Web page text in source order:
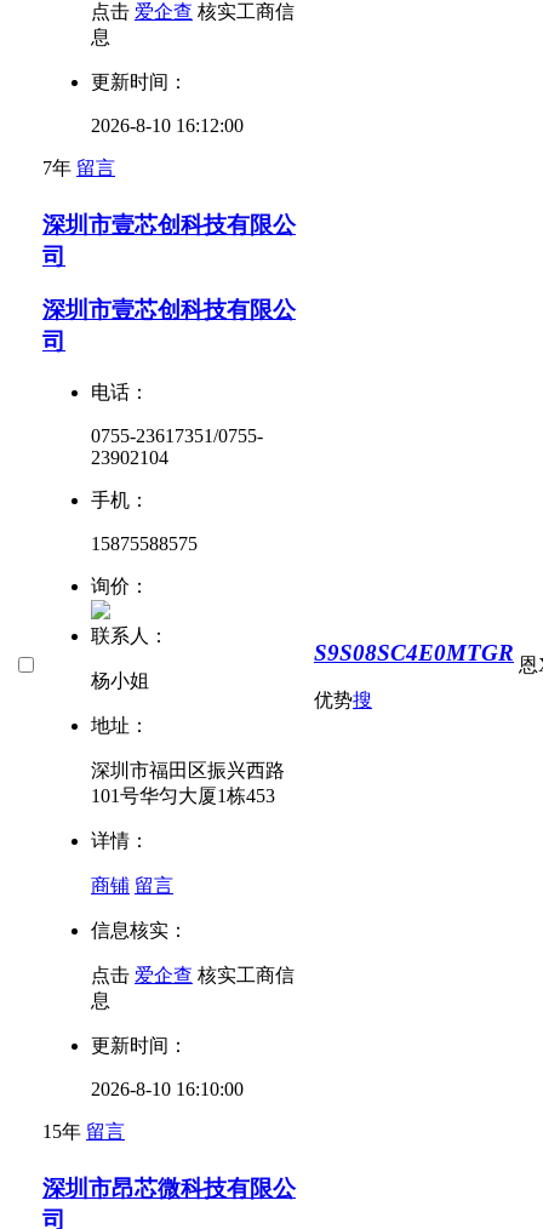
点击 爱企查 核实工商信
息
更新时间：
2026-8-10 16:12:00
7年 留言
深圳市壹芯创科技有限公
司
深圳市壹芯创科技有限公
司
电话：
0755-23617351/0755-
23902104
手机：
15875588575
询价：
联系人：
杨小姐
地址：
深圳市福田区振兴西路
101号华匀大厦1栋453
详情：
商铺 留言
信息核实：
点击 爱企查 核实工商信
息
更新时间：
2026-8-10 16:10:00
15年 留言
S9S08SC4E0MTGR
优势搜
恩
深圳市昂芯微科技有限公
司